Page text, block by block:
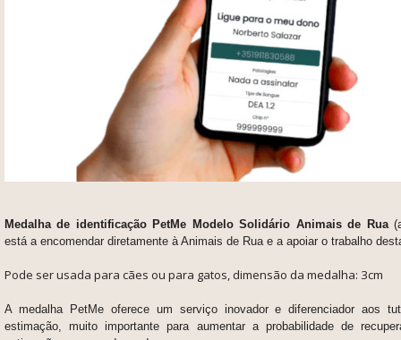
Medalha de identificação PetMe Modelo Solidário Animais de Rua
está a encomendar diretamente à Animais de Rua e a apoiar o trabalho
Pode ser usada para cães ou para gatos, dimensão da medalha: 3cm
A medalha PetMe oferece um serviço inovador e diferenciador aos
estimação, muito importante para aumentar a probabilidade de